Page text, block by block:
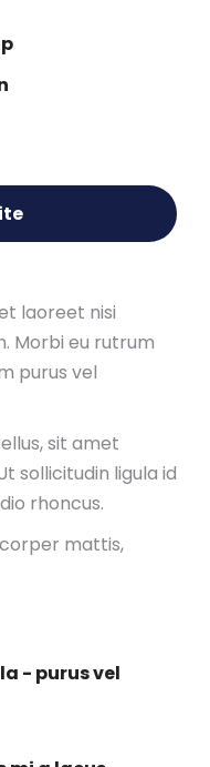
laoreet nisi
Morbi eu rutrum
purus vel
sit amet
sollicitudin ligula id
rhoncus.
mattis,
- purus vel